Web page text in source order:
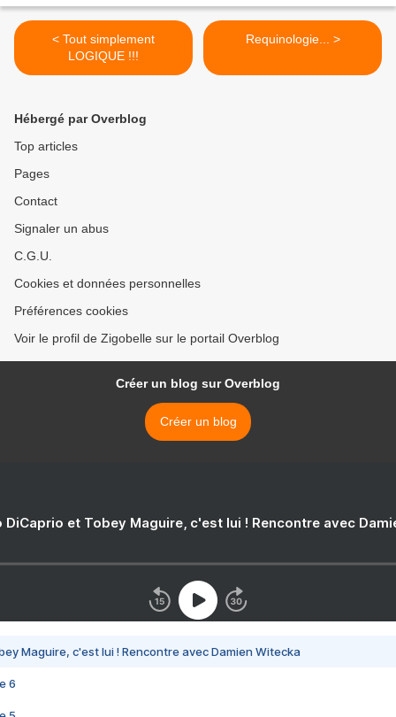
< Tout simplement
LOGIQUE !!!
Requinologie... >
Hébergé par Overblog
Top articles
Pages
Contact
Signaler un abus
C.G.U.
Cookies et données personnelles
Préférences cookies
Voir le profil de Zigobelle sur le portail Overblog
Créer un blog sur Overblog
Créer un blog
DiCaprio et Tobey Maguire, c'est lui ! Rencontre avec
Maguire, c'est lui ! Rencontre avec Damien Witecka
6